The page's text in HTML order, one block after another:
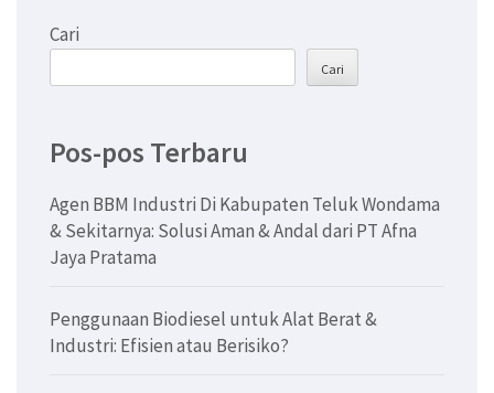
Cari
Cari
Pos-pos Terbaru
Agen BBM Industri Di Kabupaten Teluk Wondama
& Sekitarnya: Solusi Aman & Andal dari PT Afna
Jaya Pratama
Penggunaan Biodiesel untuk Alat Berat &
Industri: Efisien atau Berisiko?